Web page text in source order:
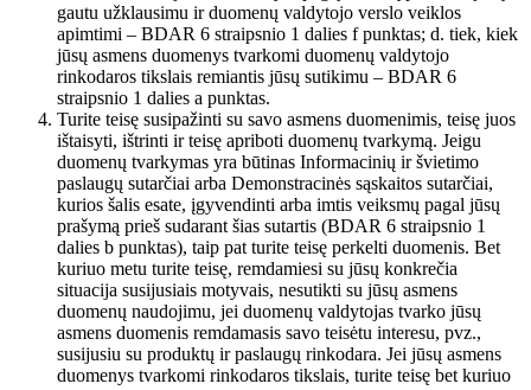
gautu užklausimu ir duomenų valdytojo verslo veiklos
apimtimi – BDAR 6 straipsnio 1 dalies f punktas; d. tiek, kiek
jūsų asmens duomenys tvarkomi duomenų valdytojo
rinkodaros tikslais remiantis jūsų sutikimu – BDAR 6
straipsnio 1 dalies a punktas.
Turite teisę susipažinti su savo asmens duomenimis, teisę juos
ištaisyti, ištrinti ir teisę apriboti duomenų tvarkymą. Jeigu
duomenų tvarkymas yra būtinas Informacinių ir švietimo
paslaugų sutarčiai arba Demonstracinės sąskaitos sutarčiai,
kurios šalis esate, įgyvendinti arba imtis veiksmų pagal jūsų
prašymą prieš sudarant šias sutartis (BDAR 6 straipsnio 1
dalies b punktas), taip pat turite teisę perkelti duomenis. Bet
kuriuo metu turite teisę, remdamiesi su jūsų konkrečia
situacija susijusiais motyvais, nesutikti su jūsų asmens
duomenų naudojimu, jei duomenų valdytojas tvarko jūsų
asmens duomenis remdamasis savo teisėtu interesu, pvz.,
susijusiu su produktų ir paslaugų rinkodara. Jei jūsų asmens
duomenys tvarkomi rinkodaros tikslais, turite teisę bet kuriuo